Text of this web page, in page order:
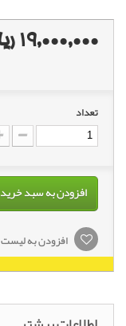
19,000,000 ریال
تعداد
افزودن به سبد خرید
افزودن به لیست